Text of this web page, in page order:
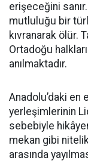
erişeceğini
mutluluğu bir
kıvranarak ölür.
Ortadoğu
anılmaktadır.
Anadolu’daki en
yerleşimlerinin
sebebiyle
mekan gibi
arasında